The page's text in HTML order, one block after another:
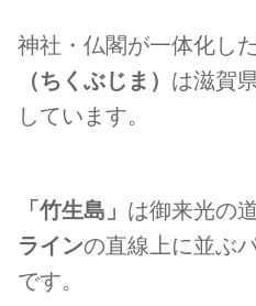
神社・仏閣が一体化し
（ちくぶじま） は滋賀
しています。
「竹生島」 は御来光の
ラインの直線上に並ぶ
です。